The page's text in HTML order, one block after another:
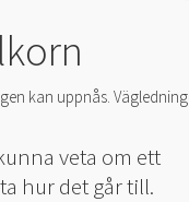
kan uppnås.
veta om ett
hur det går till.